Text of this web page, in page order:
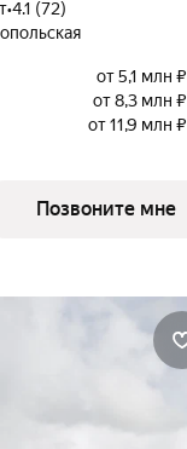
•4.1 (72)
от 5,1 млн ₽
от 8,3 млн ₽
от 11,9 млн ₽
Позвоните мне